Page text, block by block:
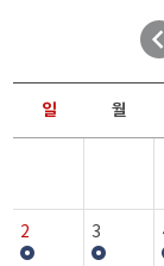
일 월
2 3